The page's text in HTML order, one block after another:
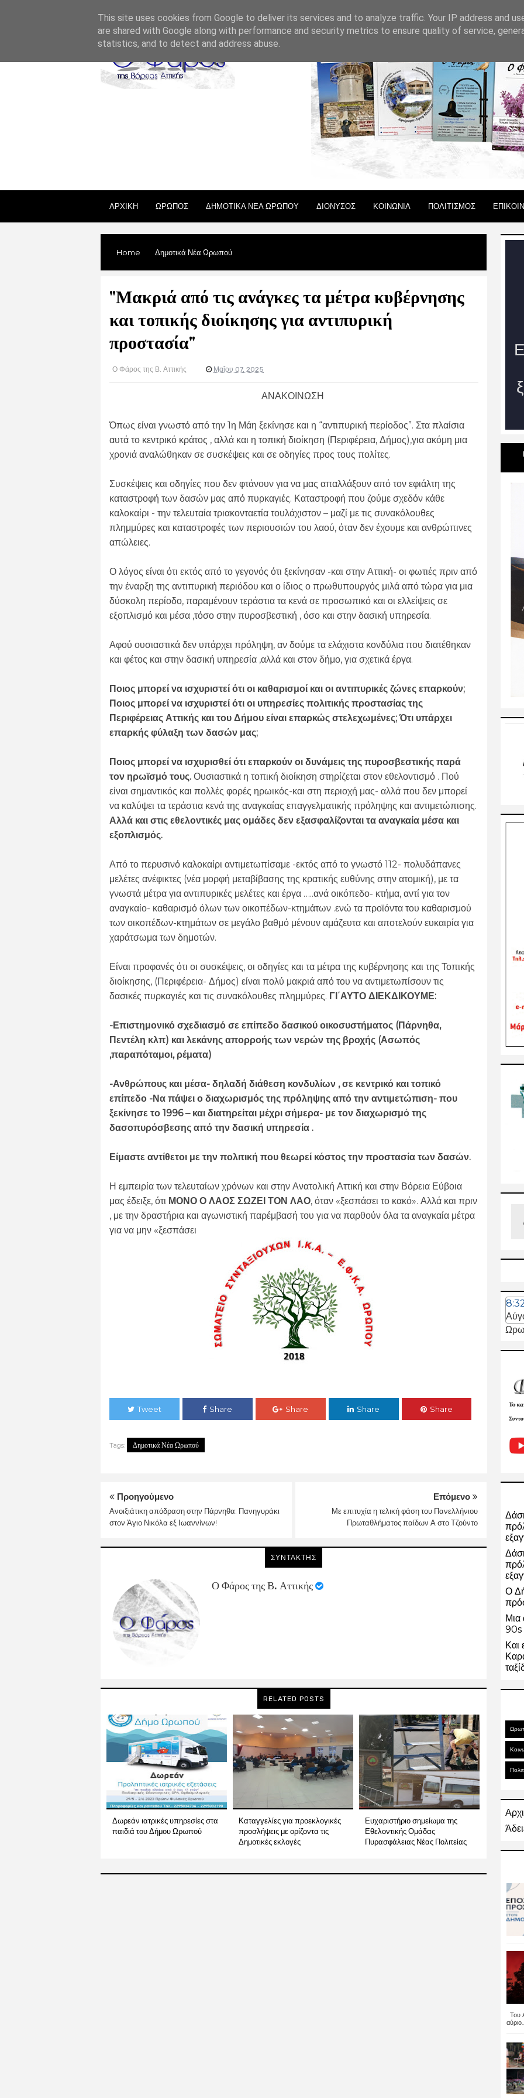
ΑΡΧΙΚΗ ΩΡΩΠΟΣ ΔΗΜΟΤΙΚΑ ΝΕΑ ΩΡΩΠΟΥ ΔΙΟΝΥΣΟΣ ΚΟΙΝΩΝΙΑ ΠΟΛΙΤΙΣΜΟΣ
Home Δημοτικά Νέα Ωρωπού
"Μακριά από τις ανάγκες τα μέτρα κυβέρνησης
και τοπικής διοίκησης για αντιπυρική
προστασία"
Ο Φάρος της Β. Αττικής Μαΐου 07, 2025
ΑΝΑΚΟΙΝΩΣΗ
Όπως είναι γνωστό από την 1η Μάη ξεκίνησε και η “αντιπυρική περίοδος”. Στα πλαίσια
αυτά το κεντρικό κράτος , αλλά και η τοπική διοίκηση (Περιφέρεια, Δήμος),για ακόμη μια
χρονιά αναλώθηκαν σε συσκέψεις και σε οδηγίες προς τους πολίτες.
Συσκέψεις και οδηγίες που δεν φτάνουν για να μας απαλλάξουν από τον εφιάλτη της
καταστροφή των δασών μας από πυρκαγιές. Καταστροφή που ζούμε σχεδόν κάθε
καλοκαίρι - την τελευταία τριακονταετία τουλάχιστον – μαζί με τις συνακόλουθες
πλημμύρες και καταστροφές των περιουσιών του λαού, όταν δεν έχουμε και ανθρώπινες
απώλειες.
Ο λόγος είναι ότι εκτός από το γεγονός ότι ξεκίνησαν -και στην Αττική- οι φωτιές πριν από
την έναρξη της αντιπυρική περιόδου και ο ίδιος ο πρωθυπουργός μιλά από τώρα για μια
δύσκολη περίοδο, παραμένουν τεράστια τα κενά σε προσωπικό και οι ελλείψεις σε
εξοπλισμό και μέσα ,τόσο στην πυροσβεστική , όσο και στην δασική υπηρεσία.
Αφού ουσιαστικά δεν υπάρχει πρόληψη, αν δούμε τα ελάχιστα κονδύλια που διατέθηκαν
και φέτος και στην δασική υπηρεσία ,αλλά και στον δήμο, για σχετικά έργα.
Ποιος μπορεί να ισχυριστεί ότι οι καθαρισμοί και οι αντιπυρικές ζώνες επαρκούν;
Ποιος μπορεί να ισχυριστεί ότι οι υπηρεσίες πολιτικής προστασίας της
Περιφέρειας Αττικής και του Δήμου είναι επαρκώς στελεχωμένες; Ότι υπάρχει
επαρκής φύλαξη των δασών μας;
Ποιος μπορεί να ισχυρισθεί ότι επαρκούν οι δυνάμεις της πυροσβεστικής παρά
τον ηρωϊσμό τους. Ουσιαστικά η τοπική διοίκηση στηρίζεται στον εθελοντισμό . Πού
είναι σημαντικός και πολλές φορές ηρωικός-και στη περιοχή μας- αλλά που δεν μπορεί
να καλύψει τα τεράστια κενά της αναγκαίας επαγγελματικής πρόληψης και αντιμετώπισης.
Αλλά και στις εθελοντικές μας ομάδες δεν εξασφαλίζονται τα αναγκαία μέσα και
εξοπλισμός.
Από το περυσινό καλοκαίρι αντιμετωπίσαμε -εκτός από το γνωστό 112- πολυδάπανες
μελέτες ανέφικτες (νέα μορφή μεταβίβασης της κρατικής ευθύνης στην ατομική), με τα
γνωστά μέτρα για αντιπυρικές μελέτες και έργα …..ανά οικόπεδο- κτήμα, αντί για τον
αναγκαίο- καθαρισμό όλων των οικοπέδων-κτημάτων .ενώ τα προϊόντα του καθαρισμού
των οικοπέδων-κτημάτων σε μεγάλο βαθμό μένουν αμάζευτα και αποτελούν ευκαιρία για
χαράτσωμα των δημοτών.
Είναι προφανές ότι οι συσκέψεις, οι οδηγίες και τα μέτρα της κυβέρνησης και της Τοπικής
διοίκησης, (Περιφέρεια- Δήμος) είναι πολύ μακριά από του να αντιμετωπίσουν τις
δασικές πυρκαγιές και τις συνακόλουθες πλημμύρες. ΓΙ΄ΑΥΤΟ ΔΙΕΚΔΙΚΟΥΜΕ:
-Επιστημονικό σχεδιασμό σε επίπεδο δασικού οικοσυστήματος (Πάρνηθα,
Πεντέλη κλπ) και λεκάνης απορροής των νερών της βροχής (Ασωπός
,παραπόταμοι, ρέματα)
-Ανθρώπους και μέσα- δηλαδή διάθεση κονδυλίων , σε κεντρικό και τοπικό
επίπεδο -Να πάψει ο διαχωρισμός της πρόληψης από την αντιμετώπιση- που
ξεκίνησε το 1996 – και διατηρείται μέχρι σήμερα- με τον διαχωρισμό της
δασοπυρόσβεσης από την δασική υπηρεσία .
Είμαστε αντίθετοι με την πολιτική που θεωρεί κόστος την προστασία των δασών.
Η εμπειρία των τελευταίων χρόνων και στην Ανατολική Αττική και στην Βόρεια Εύβοια
μας έδειξε, ότι ΜΟΝΟ Ο ΛΑΟΣ ΣΩΖΕΙ ΤΟΝ ΛΑΟ, όταν «ξεσπάσει το κακό». Αλλά και πριν
, με την δραστήρια και αγωνιστική παρέμβασή του για να παρθούν όλα τα αναγκαία μέτρα
για να μην «ξεσπάσει
Tweet Share Share Share Share
Tags: Δημοτικά Νέα Ωρωπού
Προηγούμενο
Ανοιξιάτικη απόδραση στην Πάρνηθα: Πανηγυράκι
στον Άγιο Νικόλα εξ Ιωαννίνων!
Επόμενο
Με επιτυχία η τελική φάση του Πανελλήνιου
Πρωταθλήματος παίδων Α στο Τζούντο
ΣΥΝΤΑΚΤΗΣ
Ο Φάρος της Β. Αττικής
RELATED POSTS
Δωρεάν ιατρικές υπηρεσίες στα
παιδιά του Δήμου Ωρωπού
Καταγγελίες για προεκλογικές
προσλήψεις με ορίζοντα τις
Δημοτικές εκλογές
Ευχαριστήριο σημείωμα της
Εθελοντικής Ομάδας
Πυρασφάλειας Νέας Πολιτείας
Ο
Μια
90s
Και
Του
This site uses cookies from Google to deliver its services and to analyze traffic. Your IP address and
are shared with Google along with performance and security metrics to ensure quality of service,
statistics, and to detect and address abuse.